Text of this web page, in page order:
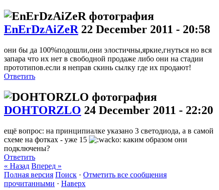
EnErDzAiZeR 22 December 2011 - 20:58
они бы да 100%подошли,они элостичны,яркие,гнуться но вся
запара что их нет в свободной продаже либо они на стадии
прототипов.если я неправ скинь сылку где их продают!
Ответить
DOHTORZLO 24 December 2011 - 22:20
ещё вопрос: на принципиалке указано 3 светодиода, а в самой
схеме на фотках - уже 15
каким образом они
подключены?
Ответить
« Назад Вперед »
Полная версия Поиск · Отметить все сообщения
прочитанными · Наверх